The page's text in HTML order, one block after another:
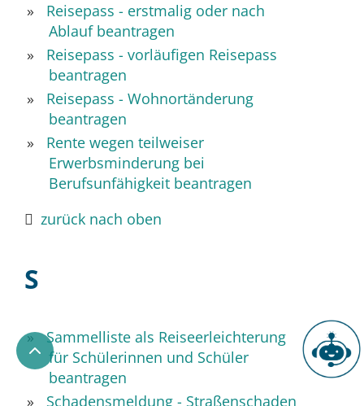
Reisepass - erstmalig oder nach
Ablauf beantragen
Reisepass - vorläufigen Reisepass
beantragen
Reisepass - Wohnortänderung
beantragen
Rente wegen teilweiser
Erwerbsminderung bei
Berufsunfähigkeit beantragen
zurück nach oben
S
Sammelliste als Reiseerleichterung
für Schülerinnen und Schüler
beantragen
Schadensmeldung - Straßenschaden
Chatbot